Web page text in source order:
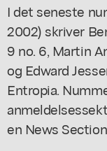
I det seneste
2002) skriver
9 no. 6, Martin
og Edward
Entropia.
en News